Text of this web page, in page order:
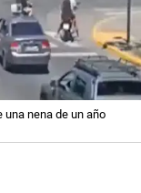
una nena de un año